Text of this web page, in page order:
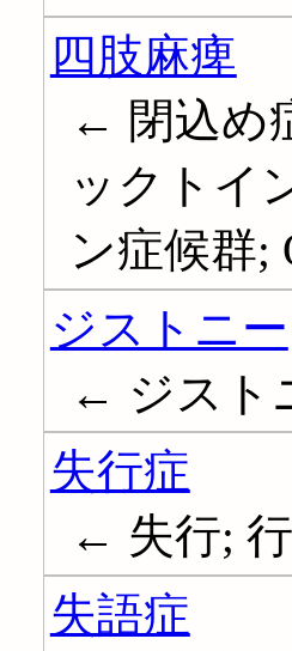
四肢麻痺
← 閉込め
ックトイ
ン症候群;
ジストニー
← ジスト
失行症
← 失行;
失語症